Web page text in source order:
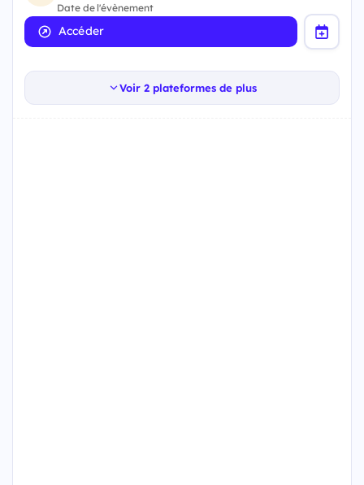
Date de l'évènement
Accéder
Voir 2 plateformes de plus